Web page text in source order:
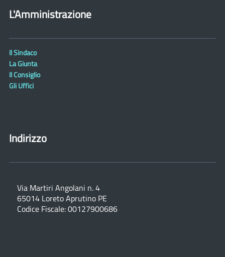
L'Amministrazione
Il Sindaco
La Giunta
Il Consiglio
Gli Uffici
Indirizzo
Via Martiri Angolani n. 4
65014 Loreto Aprutino PE
Codice Fiscale: 00127900686